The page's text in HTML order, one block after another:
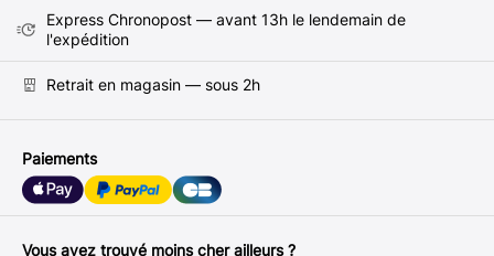
Express Chronopost — avant 13h le lendemain de
l'expédition
Retrait en magasin — sous 2h
Paiements
Vous avez trouvé moins cher ailleurs ?